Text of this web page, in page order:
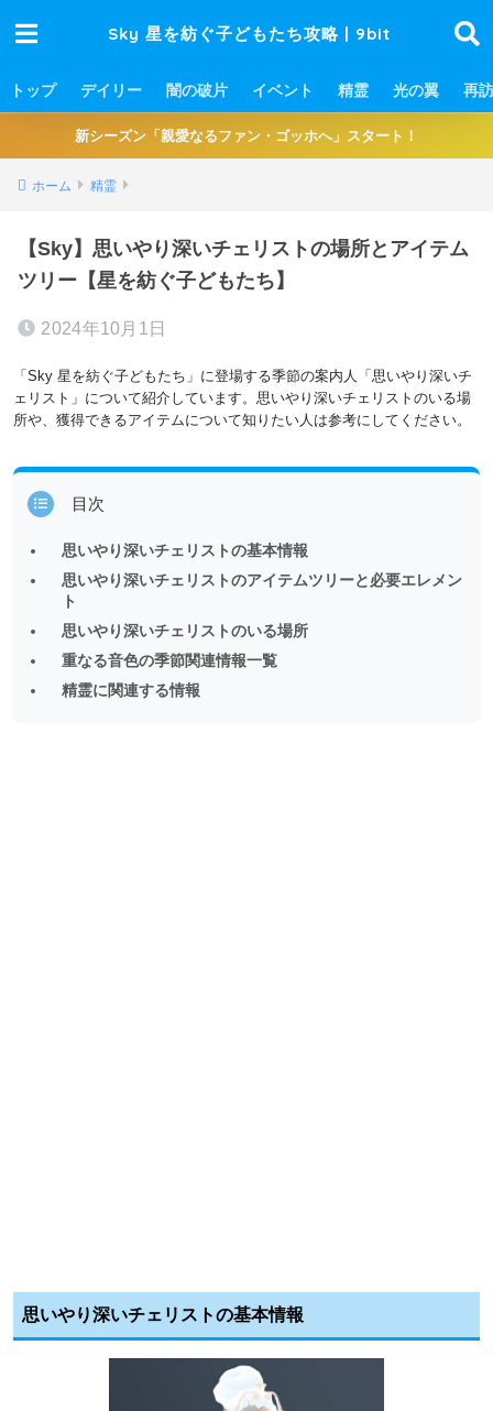
Sky 星を紡ぐ子どもたち攻略 | 9bit
トップ デイリー 闇の破片 イベント 精霊 光の翼 再訪
新シーズン「親愛なるファン・ゴッホへ」スタート！
ホーム 精霊
【Sky】思いやり深いチェリストの場所とアイテム
ツリー【星を紡ぐ子どもたち】
2024年10月1日
「Sky 星を紡ぐ子どもたち」に登場する季節の案内人「思いやり深いチ
ェリスト」について紹介しています。思いやり深いチェリストのいる場
所や、獲得できるアイテムについて知りたい人は参考にしてください。
目次
思いやり深いチェリストの基本情報
思いやり深いチェリストのアイテムツリーと必要エレメン
ト
思いやり深いチェリストのいる場所
重なる音色の季節関連情報一覧
精霊に関連する情報
思いやり深いチェリストの基本情報